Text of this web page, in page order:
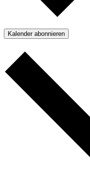
Kalender abonnieren